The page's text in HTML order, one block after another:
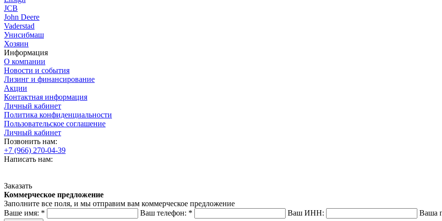
JCB
John Deere
Vaderstad
Унисибмаш
Хозяин
Информация
О компании
Новости и события
Лизинг и финансирование
Акции
Контактная информация
Личный кабинет
Политика конфиденциальности
Пользовательское соглашение
Личный кабинет
Позвонить нам:
+7 (966) 270-04-39
Написать нам:
Заказать
Коммерческое предложение
Заполните все поля, и мы отправим вам коммерческое предложение
Ваше имя: * Ваш телефон: * Ваш ИНН: Ваша